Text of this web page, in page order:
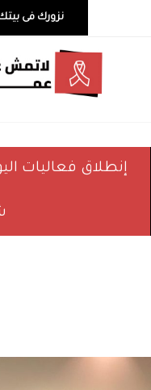
نزورك فى بيتك
إنطلاق فعاليات